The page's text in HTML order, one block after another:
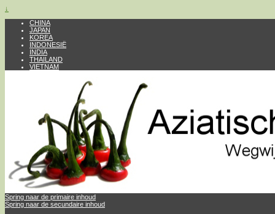
↓
CHINA
JAPAN
KOREA
INDONESIË
INDIA
THAILAND
VIETNAM
Spring naar de primaire inhoud
Spring naar de secundaire inhoud